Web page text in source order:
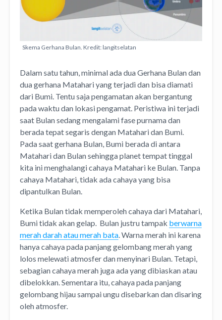
Skema Gerhana Bulan. Kredit: langitselatan
Dalam satu tahun, minimal ada dua Gerhana Bulan dan
dua gerhana Matahari yang terjadi dan bisa diamati
dari Bumi. Tentu saja pengamatan akan bergantung
pada waktu dan lokasi pengamat. Peristiwa ini terjadi
saat Bulan sedang mengalami fase purnama dan
berada tepat segaris dengan Matahari dan Bumi.
Pada saat gerhana Bulan, Bumi berada di antara
Matahari dan Bulan sehingga planet tempat tinggal
kita ini menghalangi cahaya Matahari ke Bulan. Tanpa
cahaya Matahari, tidak ada cahaya yang bisa
dipantulkan Bulan.
Ketika Bulan tidak memperoleh cahaya dari Matahari,
Bumi tidak akan gelap. Bulan justru tampak berwarna
merah darah atau merah bata. Warna merah ini karena
hanya cahaya pada panjang gelombang merah yang
lolos melewati atmosfer dan menyinari Bulan. Tetapi,
sebagian cahaya merah juga ada yang dibiaskan atau
dibelokkan. Sementara itu, cahaya pada panjang
gelombang hijau sampai ungu disebarkan dan disaring
oleh atmosfer.